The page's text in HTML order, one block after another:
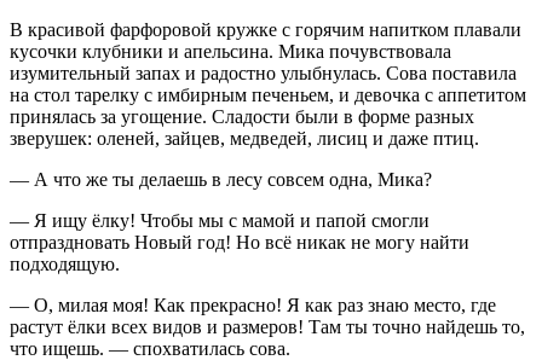
В красивой фарфоровой кружке с горячим напитком плавали
кусочки клубники и апельсина. Мика почувствовала
изумительный запах и радостно улыбнулась. Сова поставила
на стол тарелку с имбирным печеньем, и девочка с аппетитом
принялась за угощение. Сладости были в форме разных
зверушек: оленей, зайцев, медведей, лисиц и даже птиц.
— А что же ты делаешь в лесу совсем одна, Мика?
— Я ищу ёлку! Чтобы мы с мамой и папой смогли
отпраздновать Новый год! Но всё никак не могу найти
подходящую.
— О, милая моя! Как прекрасно! Я как раз знаю место, где
растут ёлки всех видов и размеров! Там ты точно найдешь то,
что ищешь. — спохватилась сова.